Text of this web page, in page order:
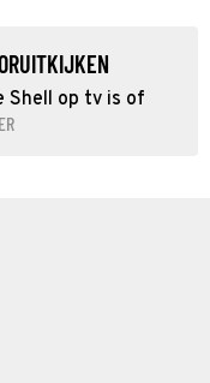
Shell op tv is of